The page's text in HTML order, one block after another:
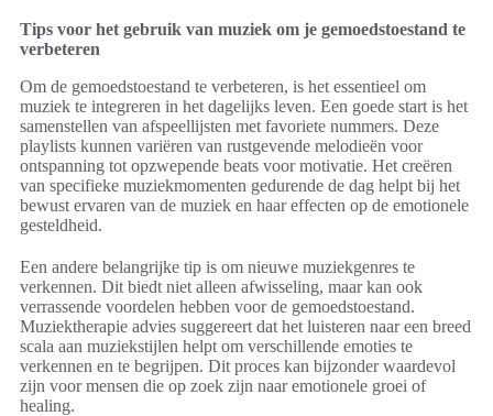
Tips voor het gebruik van muziek om je gemoedstoestand te
verbeteren
Om de gemoedstoestand te verbeteren, is het essentieel om
muziek te integreren in het dagelijks leven. Een goede start is het
samenstellen van afspeellijsten met favoriete nummers. Deze
playlists kunnen variëren van rustgevende melodieën voor
ontspanning tot opzwepende beats voor motivatie. Het creëren
van specifieke muziekmomenten gedurende de dag helpt bij het
bewust ervaren van de muziek en haar effecten op de emotionele
gesteldheid.
Een andere belangrijke tip is om nieuwe muziekgenres te
verkennen. Dit biedt niet alleen afwisseling, maar kan ook
verrassende voordelen hebben voor de gemoedstoestand.
Muziektherapie advies suggereert dat het luisteren naar een breed
scala aan muziekstijlen helpt om verschillende emoties te
verkennen en te begrijpen. Dit proces kan bijzonder waardevol
zijn voor mensen die op zoek zijn naar emotionele groei of
healing.